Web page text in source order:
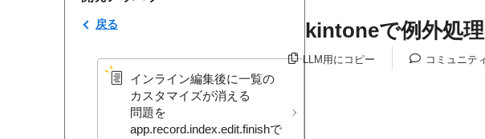
戻る
インライン編集後に​一覧の​
カスタマイズが​消える​
問題を​
app.record.index.edit.finishで​
kintoneで例外処
LLM用にコピー コミュニテ